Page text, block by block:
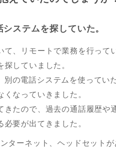
ステムを探していた。
、リモートで業務を行って
していました。
の電話システムを使ってい
なっていきました。
たので、過去の通話履歴や
要が出てきました。
ターネット、ヘッドセット